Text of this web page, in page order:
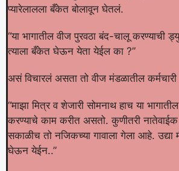
प्यारेलालला बँकेत बोलावून घेतलं.
“या भागातील वीज पुरवठा बंद-चालू करण्याची
त्याला बँकेत घेऊन येता येईल का ?”
असं विचारलं असता तो वीज मंडळातील कर्मचारी
“माझा मित्र व शेजारी सोमनाथ हाच या
करण्याचे काम करीत असतो. कुणीतरी
सकाळीच तो नजिकच्या गावाला गेला आहे. उद्या
घेऊन येईन..”